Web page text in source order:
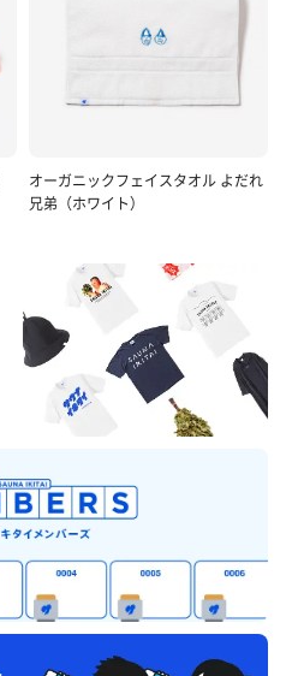
オーガニックフェイスタオル よだれ
兄弟（ホワイト）